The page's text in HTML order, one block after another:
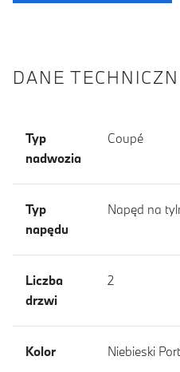
DANE
Typ
nadwozia
Coupé
Typ
napędu
Napęd na
Liczba
drzwi
2
Kolor Niebieski